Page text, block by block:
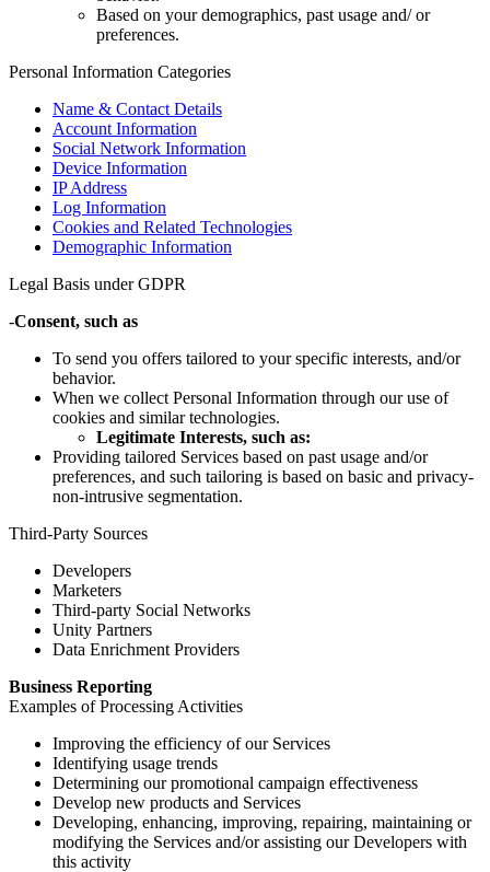
Based on your demographics, past usage and/ or
preferences.
Personal Information Categories
Name & Contact Details
Account Information
Social Network Information
Device Information
IP Address
Log Information
Cookies and Related Technologies
Demographic Information
Legal Basis under GDPR
-Consent, such as
To send you offers tailored to your specific interests, and/or
behavior.
When we collect Personal Information through our use of
cookies and similar technologies.
Legitimate Interests, such as:
Providing tailored Services based on past usage and/or
preferences, and such tailoring is based on basic and privacy-
non-intrusive segmentation.
Third-Party Sources
Developers
Marketers
Third-party Social Networks
Unity Partners
Data Enrichment Providers
Business Reporting
Examples of Processing Activities
Improving the efficiency of our Services
Identifying usage trends
Determining our promotional campaign effectiveness
Develop new products and Services
Developing, enhancing, improving, repairing, maintaining or
modifying the Services and/or assisting our Developers with
this activity